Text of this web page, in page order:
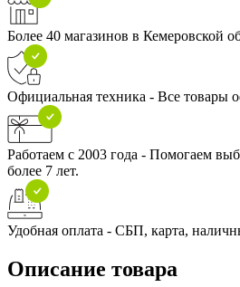
Более 40 магазинов в Кемеровской
Официальная техника - Все товары
Работаем с 2003 года - Помогаем
более 7 лет.
Удобная оплата - СБП, карта,
Описание товара